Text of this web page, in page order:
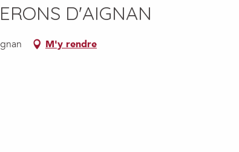
D'AIGNAN
M'y rendre